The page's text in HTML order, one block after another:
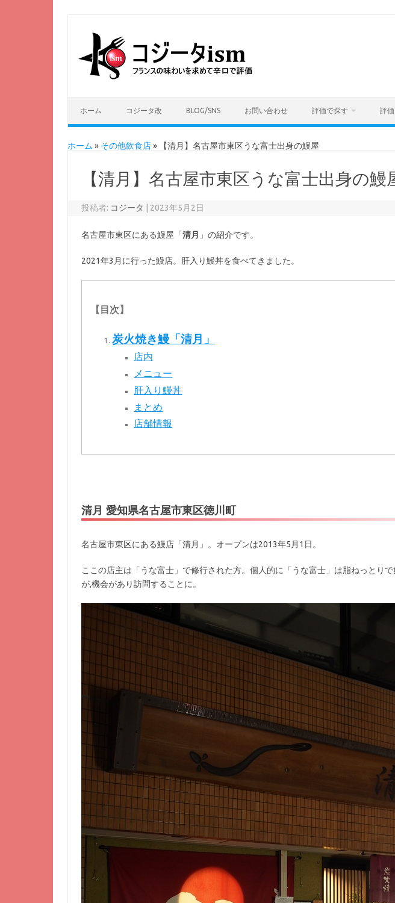
ホーム コジータ改 BLOG/SNS お問い合わせ 評価で探す 評
ホーム » その他飲食店» 【清月】名古屋市東区うな富士出身の鰻屋
【清月】名古屋市東区うな富士出身の鰻
投稿者: コジータ 2023年5月2日
名古屋市東区にある鰻屋「清月 」の紹介です。
2021年3月に行った鰻店。肝入り鰻丼を食べてきました。
【目次】
炭火焼き鰻「清月」
店内
メニュー
肝入り鰻丼
まとめ
店舗情報
清月 愛知県名古屋市東区徳川町
名古屋市東区にある鰻店「清月」。オープンは2013年5月1日。
ここの店主は「うな富士」で修行された方。個人的に「うな富士」は脂ねっとり
が,機会があり訪問することに。